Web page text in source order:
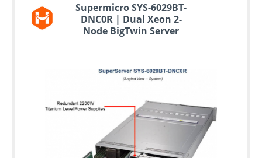
Supermicro SYS-6029BT-
DNC0R | Dual Xeon 2-
Node BigTwin Server